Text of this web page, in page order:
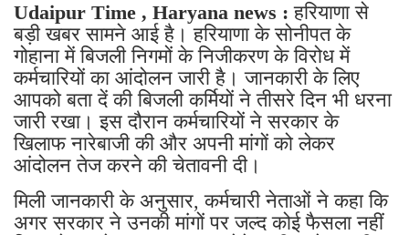
Udaipur Time , Haryana news : हरियाणा से
बड़ी खबर सामने आई है। हरियाणा के सोनीपत के
गोहाना में बिजली निगमों के निजीकरण के विरोध में
कर्मचारियों का आंदोलन जारी है। जानकारी के लिए
आपको बता दें की बिजली कर्मियों ने तीसरे दिन भी धरना
जारी रखा। इस दौरान कर्मचारियों ने सरकार के
खिलाफ नारेबाजी की और अपनी मांगों को लेकर
आंदोलन तेज करने की चेतावनी दी।
मिली जानकारी के अनुसार, कर्मचारी नेताओं ने कहा कि
अगर सरकार ने उनकी मांगों पर जल्द कोई फैसला नहीं